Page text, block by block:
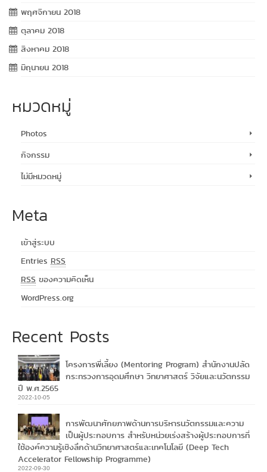
พฤศจิกายน 2018
ตุลาคม 2018
สิงหาคม 2018
มิถุนายน 2018
หมวดหมู่
Photos
กิจกรรม
ไม่มีหมวดหมู่
Meta
เข้าสู่ระบบ
Entries RSS
RSS ของความคิดเห็น
WordPress.org
Recent Posts
โครงการพี่เลี้ยง (Mentoring Program) สำนักงานปลัด
กระทรวงการอุดมศึกษา วิทยาศาสตร์ วิจัยและนวัตกรรม
ปี พ.ศ.2565
2022-10-05
การพัฒนาศักยภาพด้านการบริหารนวัตกรรมและความ
เป็นผู้ประกอบการ สำหรับหน่วยเร่งสร้างผู้ประกอบการที่
ใช้องค์ความรู้เชิงลึกด้านวิทยาศาสตร์และเทคโนโลยี (Deep Tech
Accelerator Fellowship Programme)
2022-09-30